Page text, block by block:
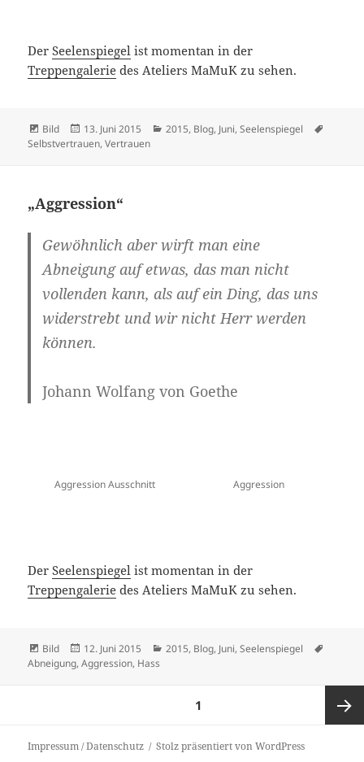
DerSeelenspiegel ist momentan in der
Treppengalerie des Ateliers MaMuK zu sehen.
Format
Bild
Veröffentlicht
am
13. Juni 2015 Kategorien
2015, Blog, Juni,Seelenspiegel
Selbstvertrauen,Vertrauen
„Aggression“
Gewöhnlich aber wirft man eine
Abneigungauf etwas, das man nicht
vollenden kann, als auf ein Ding, das uns
widerstrebt und wir nicht Herr werden
können.
Johann Wolfang von Goethe
Aggression Ausschnitt Aggression
DerSeelenspiegel ist momentan in der
Treppengalerie des Ateliers MaMuK zu sehen.
Format
Bild
Veröffentlicht
am
12. Juni 2015 Kategorien
2015, Blog, Juni,Seelenspiegel
Abneigung,Aggression, Hass
1
Impressum / Datenschutz Stolz präsentiert von WordPress